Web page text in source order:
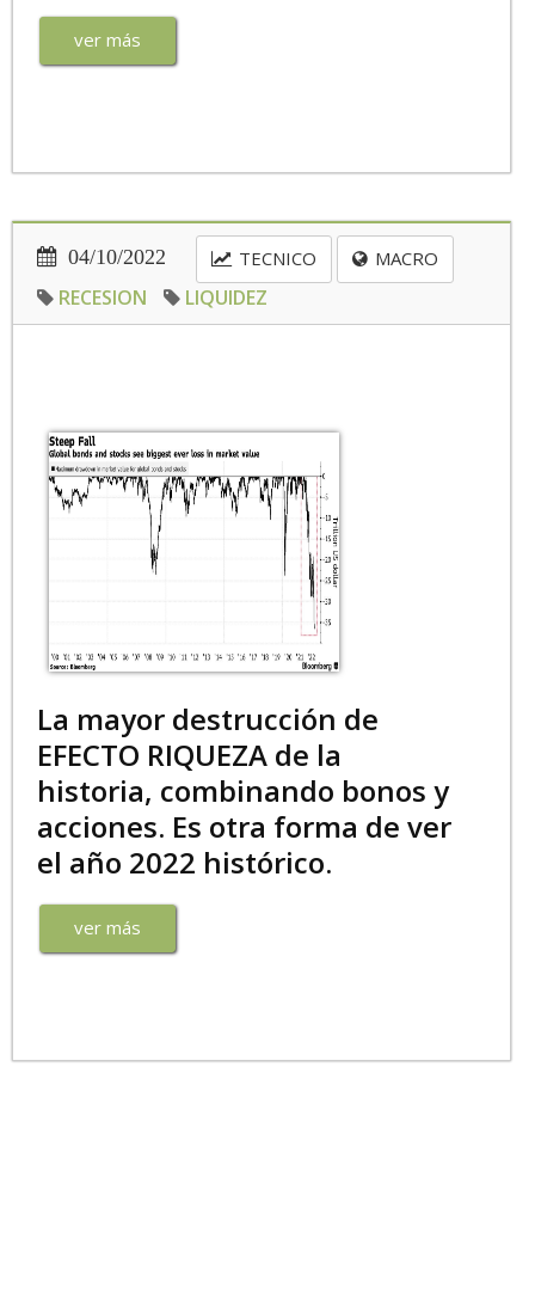
ver más
04/10/2022 TECNICO MACRO
RECESION LIQUIDEZ
La mayor destrucción de
EFECTO RIQUEZA de la
historia, combinando bonos y
acciones. Es otra forma de ver
el año 2022 histórico.
ver más